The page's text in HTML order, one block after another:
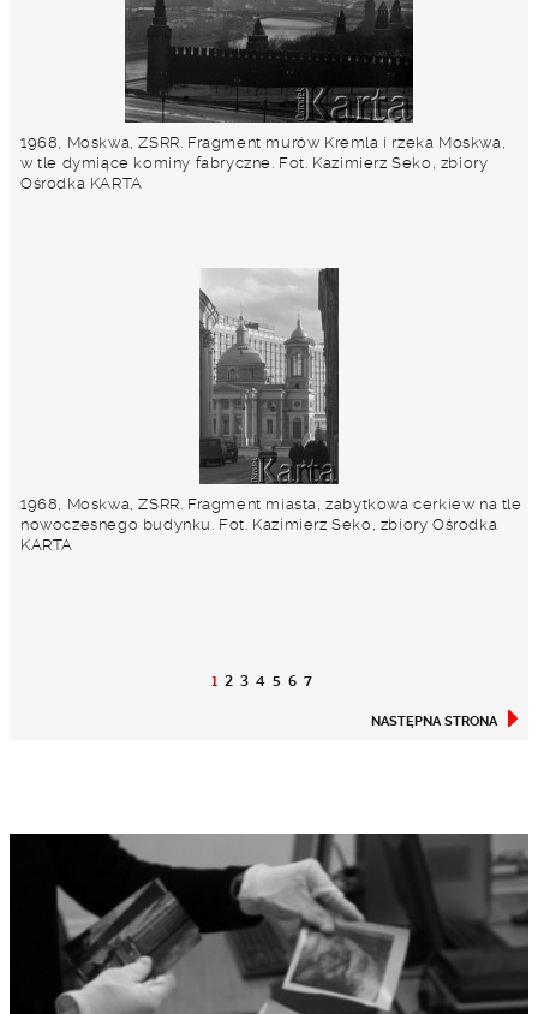
1968, Moskwa, ZSRR. Fragment murów Kremla i rzeka Moskwa,
w tle dymiące kominy fabryczne. Fot. Kazimierz Seko, zbiory
Ośrodka KARTA
1968, Moskwa, ZSRR. Fragment miasta, zabytkowa cerkiew na tle
nowoczesnego budynku. Fot. Kazimierz Seko, zbiory Ośrodka
KARTA
1 2 3 4 5 6 7
NASTĘPNA STRONA